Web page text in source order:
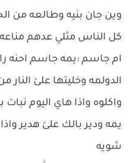
وين جان بنيه وطالعه من
كل الناس مثلي عدهم
ام جاسم :يمه جاسم احنه
الدولمه وخليتها علئ
واكلوه واذا هاي اليوم
يمه ودير بالك علئ هدير
شويه